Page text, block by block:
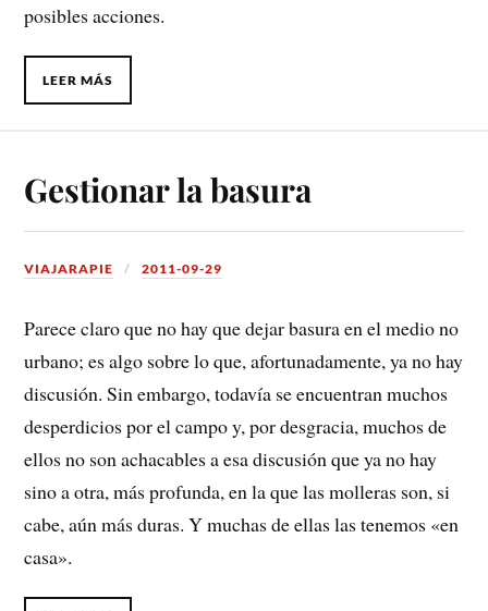
posibles acciones.
LEER MÁS
Gestionar la basura
VIAJARAPIE 2011-09-29
Parece claro que no hay que dejar basura en el medio no
urbano; es algo sobre lo que, afortunadamente, ya no hay
discusión. Sin embargo, todavía se encuentran muchos
desperdicios por el campo y, por desgracia, muchos de
ellos no son achacables a esa discusión que ya no hay
sino a otra, más profunda, en la que las molleras son, si
cabe, aún más duras. Y muchas de ellas las tenemos «en
casa».